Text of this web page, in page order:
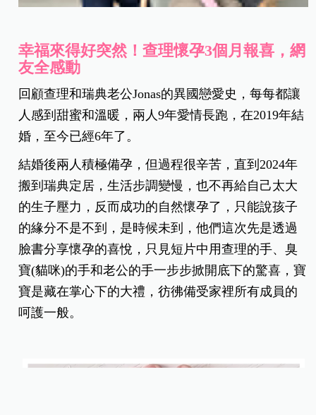
幸福來得好突然！查理懷孕3個月報喜，網
友全感動
回顧查理和瑞典老公Jonas的異國戀愛史，每每都讓
人感到甜蜜和溫暖，兩人9年愛情長跑，在2019年結
婚，至今已經6年了。
結婚後兩人積極備孕，但過程很辛苦，直到2024年
搬到瑞典定居，生活步調變慢，也不再給自己太大
的生子壓力，反而成功的自然懷孕了，只能說孩子
的緣分不是不到，是時候未到，他們這次先是透過
臉書分享懷孕的喜悅，只見短片中用查理的手、臭
寶(貓咪)的手和老公的手一步步掀開底下的驚喜，寶
寶是藏在掌心下的大禮，彷彿備受家裡所有成員的
呵護一般。